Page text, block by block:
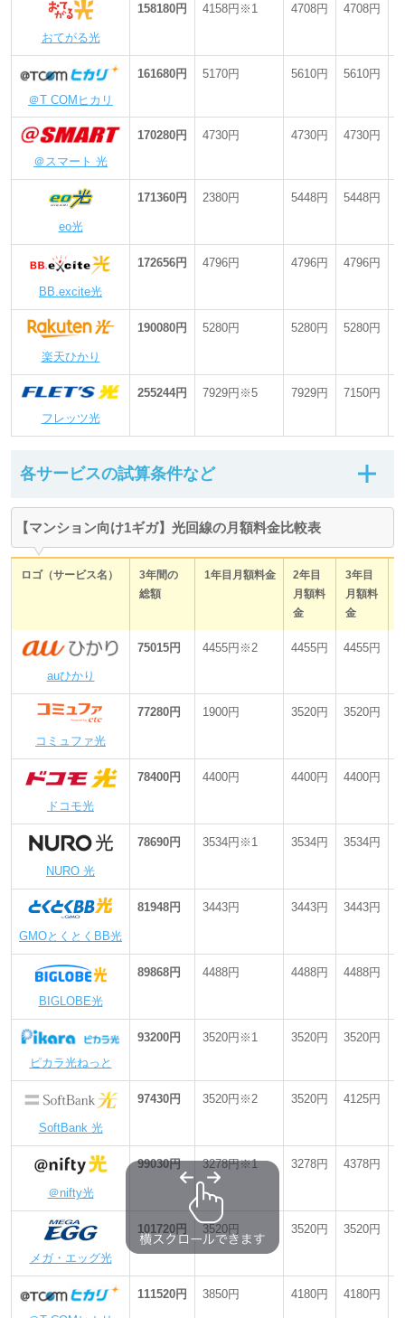
おてがる光
158180円 4158円※1 4708円 4708円
＠T COMヒカリ
161680円 5170円 5610円 5610円
＠スマート 光
170280円 4730円 4730円 4730円
eo光
171360円 2380円 5448円 5448円
BB.excite光
172656円 4796円 4796円 4796円
楽天ひかり
190080円 5280円 5280円 5280円
フレッツ光
255244円 7929円※5 7929円 7150円
各サービスの試算条件など
キャッシュバック金額は、リンク先の公式または代理店が提供し
ている最大額です。満たした適用条件や申し込みプランなどによ
って、キャッシュバック金額・ポイント還元額は変わります。詳
細はリンク先のページを確認してください。
月額料金には、無線LANルーターのレンタル料金や、ひかり電
話・ひかりTVなどの各種オプション料金は含まれていません。
引されるセット割の割引額は含まれていません。
※2 工事費無料特典は安心サポートplus（月額料金880円・最低利
※3 開通から3カ月間は月額料金0円となります。
※4 「BBIQ ギガスタート割」の1,100円割引は11カ月間です。
※5 「DTI 光 のりかえ割」の550円割引は6カ月目までとなりま
す。
※6 フレッツ光の工事費分割払いは初月のみ3,300円、2カ月目～
23カ月目779円、24カ月目783円となります。
NURO 光は「2ギガプラン」。電気ガスセット割を適用。工事費
目以降は長期継続割引を適用。工事費は「安心サポートPlus」の
同時申し込みで実質無料の特典が適用。契約から3カ月後、「安心
サポートPlus」を解約。
NURO 光は「ホーム1ギガ：ずっとギガ得プラン」。工事費は初
期費用相当額割引を適用。
ピカラ光ねっとは「1Gホームタイプ」。でんきと一緒割を適用。
BBIQ光は「1ギガコース ホームタイプ」。ギガスタート割・BBIQ
つづけて割・九電グループまとめてあんしん割を適用。工事費は
SoftBank 光は「2年自動更新プラン」。おうち割でんきセットを
適用。工事費は実質無料特典を適用。
メガ・エッグ光は「メガ・エッグ 光ベーシック[ホーム]」。新規
加入割引・メガ・エッグでんき割プラスを適用。工事費は新規加
入割引[標準工事費相当]を適用。
enひかりは「enひかりLite」。勝手に割り適用。工事費はenひか
りLite新規工事費無料キャンペーンを適用。
おてがる光は「ファミリータイプ」。毎月550円割引を適用。工
事費は工事費実質無料特典を適用。
eo光は「eo光ネット【ホームタイプ】」。eo暮らしスタート割・
eo光ネット 最大12カ月間900円割引キャンペーン・長割を適用。
工事費はeo暮らしスタート割（標準工事費割引）を適用。
＠T COMヒカリは「Nプラン1Gコース」。2年バリューパックを
【マンション向け1ギガ】光回線の月額料金比較表
ロゴ（サービス名）
3年間の
総額
1年目月額料金
2年目
月額料
金
3年目
月額料
金
auひかり
75015円 4455円※2 4455円 4455円
コミュファ光
77280円 1900円 3520円 3520円
ドコモ光
78400円 4400円 4400円 4400円
NURO 光
78690円 3534円※1 3534円 3534円
GMOとくとくBB光
81948円 3443円 3443円 3443円
BIGLOBE光
89868円 4488円 4488円 4488円
ピカラ光ねっと
93200円 3520円※1 3520円 3520円
SoftBank 光
97430円 3520円※2 3520円 4125円
＠nifty光
99030円 3278円※1 3278円 4378円
メガ・エッグ光
101720円 3520円 3520円 3520円
111520円 3850円 4180円 4180円